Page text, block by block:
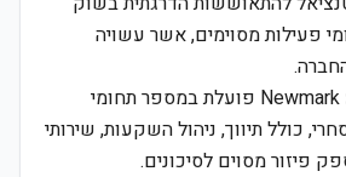
פעילות מסוימים, אשר עשויה
Newmark פועלת במספר תחומי
כולל תיווך, ניהול השקעות, שירותי
פיזור מסוים לסיכונים.